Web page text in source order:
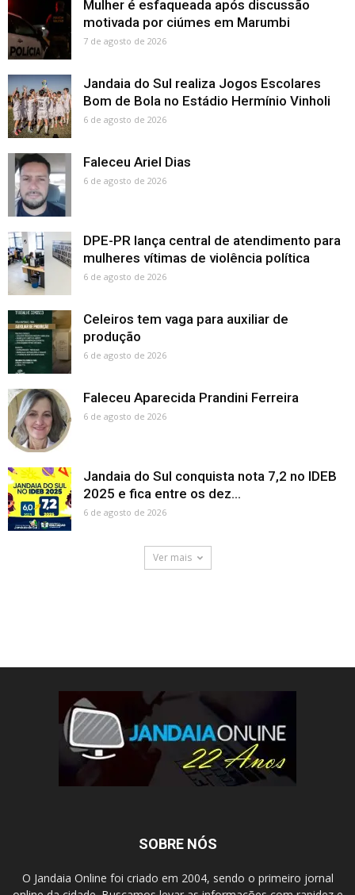
Mulher é esfaqueada após discussão
motivada por ciúmes em Marumbi
7 de agosto de 2026
Jandaia do Sul realiza Jogos Escolares
Bom de Bola no Estádio Hermínio Vinholi
6 de agosto de 2026
Faleceu Ariel Dias
6 de agosto de 2026
DPE-PR lança central de atendimento para
mulheres vítimas de violência política
6 de agosto de 2026
Celeiros tem vaga para auxiliar de
produção
6 de agosto de 2026
Faleceu Aparecida Prandini Ferreira
6 de agosto de 2026
Jandaia do Sul conquista nota 7,2 no IDEB
2025 e fica entre os dez...
6 de agosto de 2026
Ver mais
SOBRE NÓS
O Jandaia Online foi criado em 2004, sendo o primeiro jornal